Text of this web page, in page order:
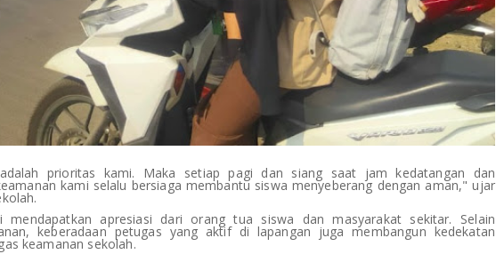
prioritas kami. Maka setiap pagi dan siang saat jam kedatangan dan
kami selalu bersiaga membantu siswa menyeberang dengan aman," ujar
mendapatkan apresiasi dari orang tua siswa dan masyarakat sekitar. Selain
keberadaan petugas yang aktif di lapangan juga membangun kedekatan
keamanan sekolah.